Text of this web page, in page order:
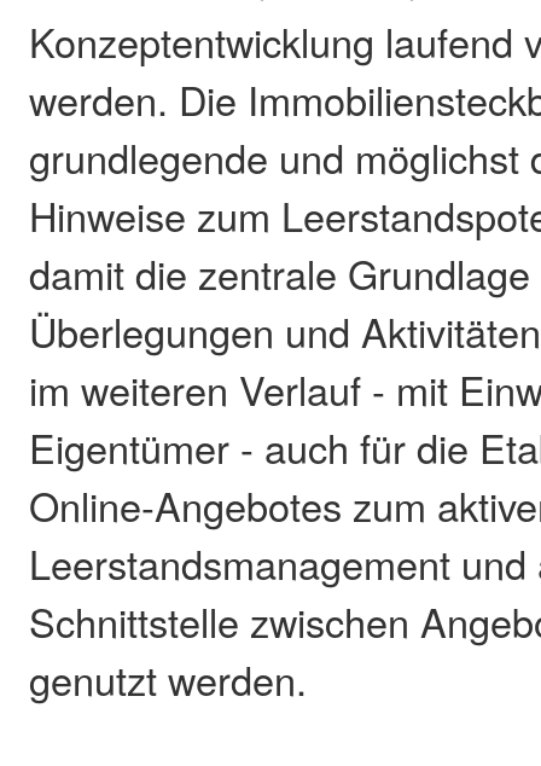
Konzeptentwicklung laufend
werden. Die
grundlegende und möglichst
Hinweise zum
damit die zentrale
Überlegungen und
im weiteren Verlauf - mit
Eigentümer - auch für die
Online-Angebotes zum
Leerstandsmanagement
Schnittstelle zwischen
genutzt werden.